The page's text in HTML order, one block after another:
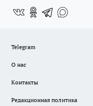
Telegram
О нас
Контакты
Редакционная политика